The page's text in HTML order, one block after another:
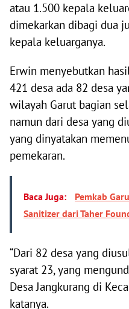
atau 1.500 kepala
dimekarkan dibagi dua
kepala keluarganya.
Erwin menyebutkan
421 desa ada 82 desa
wilayah Garut bagian
namun dari desa yang
yang dinyatakan
pemekaran.
Baca Juga:
Pemkab
Sanitizer dari Taher
“Dari 82 desa yang
syarat 23, yang
Desa Jangkurang di
katanya.